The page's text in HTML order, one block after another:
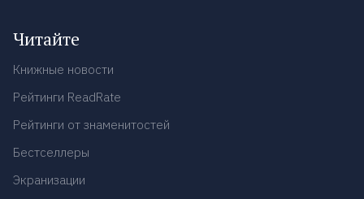
Читайте
Книжные новости
Рейтинги ReadRate
Рейтинги от знаменитостей
Бестселлеры
Экранизации